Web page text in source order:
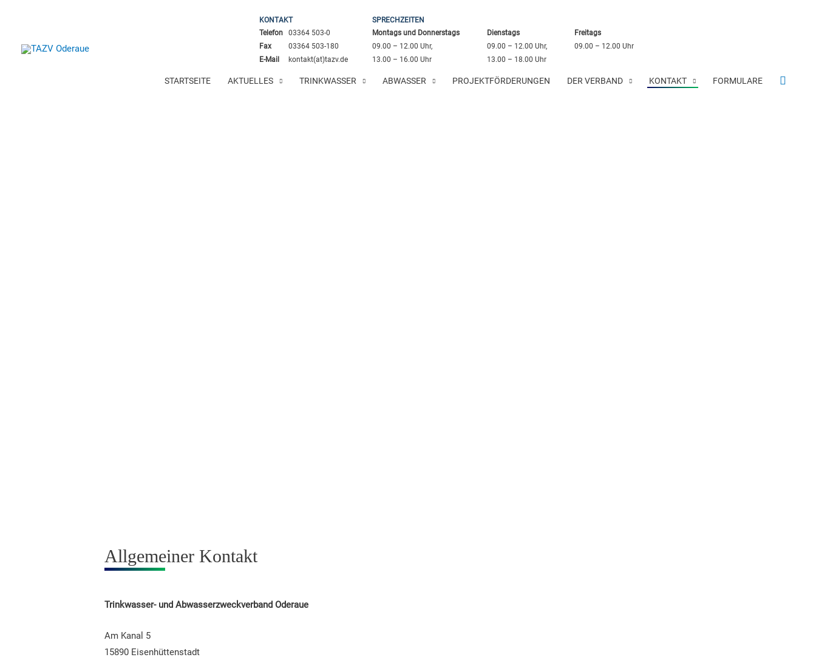
KONTAKT
Telefon
Fax
E-Mail
03364 503-0
03364 503-180
kontakt(at)tazv.de
SPRECHZEITEN
Montags und Donnerstags
09.00 – 12.00 Uhr,
13.00 – 16.00 Uhr
Dienstags
09.00 – 12.00 Uhr,
13.00 – 18.00 Uhr
Freitags
09.00 – 12.00 Uhr
STARTSEITE AKTUELLES TRINKWASSER ABWASSER PROJEKTFÖRDERUNGEN DER VERBAND KONTAKT FORMULARE SUCHE
Allgemeiner Kontakt
Trinkwasser- und Abwasserzweckverband Oderaue
Am Kanal 5
15890 Eisenhüttenstadt